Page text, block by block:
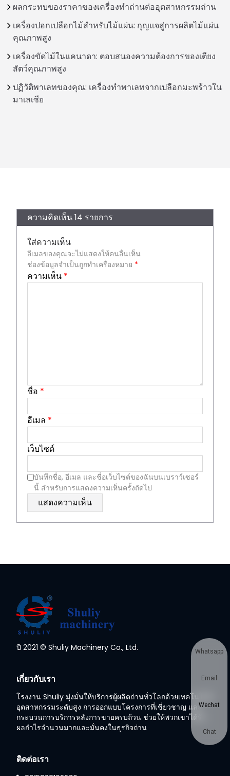
ผลกระทบของราคาของเครื่องทำถ่านต่ออุตสาหกรรมถ่าน
เครื่องปอกเปลือกไม้สำหรับไม้แผ่น: กุญแจสู่การผลิตไม้แผ่น
คุณภาพสูง
เครื่องขัดไม้ในแคนาดา: ตอบสนองความต้องการของเตียง
สัตว์คุณภาพสูง
ปฏิวัติพาเลทของคุณ: เครื่องทำพาเลทจากเปลือกมะพร้าวใน
มาเลเซีย
ความคิดเห็น 14 รายการ
ใส่ความเห็น
อีเมลของคุณจะไม่แสดงให้คนอื่นเห็น
ช่องข้อมูลจำเป็นถูกทำเครื่องหมาย *
ความเห็น *
ชื่อ *
อีเมล *
เว็บไซต์
บันทึกชื่อ, อีเมล และชื่อเว็บไซต์ของฉันบนเบราว์เซอร์
นี้ สำหรับการแสดงความเห็นครั้งถัดไป
ปี 2021 © Shuliy Machinery Co., Ltd.
เกี่ยวกับเรา
โรงงาน Shuliy มุ่งมั่นให้บริการผู้ผลิตถ่านทั่วโลกด้วยเทคโนโลยี
อุตสาหกรรมระดับสูง การออกแบบโครงการที่เชี่ยวชาญ และ
กระบวนการบริการหลังการขายครบถ้วน ช่วยให้พวกเขาได้รับ
ผลกำไรจำนวนมากและมั่นคงในธุรกิจถ่าน
ติดต่อเรา
Whatsapp
Email
Wechat
Chat